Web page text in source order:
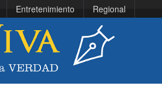
Entretenimiento Regional